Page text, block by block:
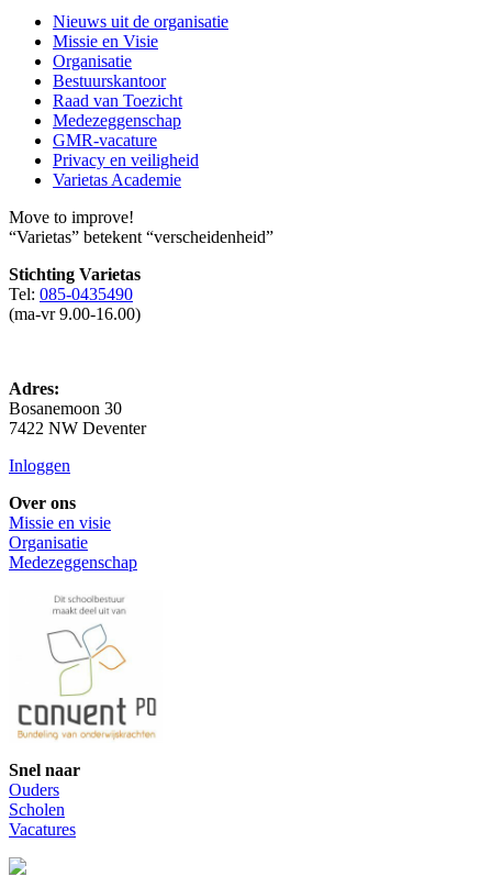
Nieuws uit de organisatie
Missie en Visie
Organisatie
Bestuurskantoor
Raad van Toezicht
Medezeggenschap
GMR-vacature
Privacy en veiligheid
Varietas Academie
Move to improve!
“Varietas” betekent “verscheidenheid”
Stichting Varietas
Tel: 085-0435490
(ma-vr 9.00-16.00)
Adres:
Bosanemoon 30
7422 NW Deventer
Inloggen
Over ons
Missie en visie
Organisatie
Medezeggenschap
Snel naar
Ouders
Scholen
Vacatures